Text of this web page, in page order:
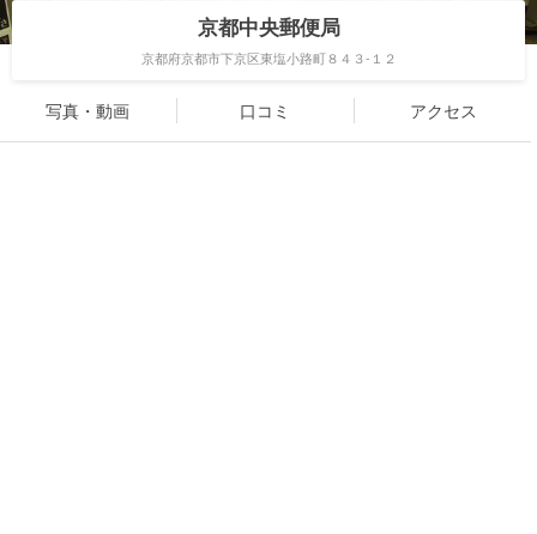
京都中央郵便局
京都府京都市下京区東塩小路町８４３-１２
写真・動画 口コミ アクセス